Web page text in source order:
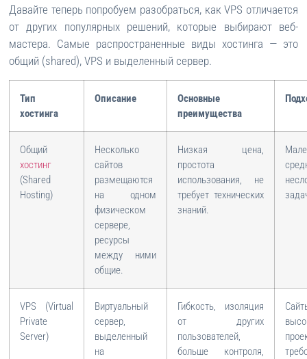
Давайте теперь попробуем разобраться, как VPS отличается
от других популярных решений, которые выбирают веб-
мастера. Самые распространенные виды хостинга — это
общий (shared), VPS и выделенный сервер.
Тип
хостинга
Описание
Основные
преимущества
Общий
хостинг
(Shared
Hosting)
Несколько
сайтов
размещаются
на одном
физическом
сервере,
ресурсы
между ними
общие.
Низкая цена,
простота
использования, не
требует технических
знаний.
VPS (Virtual
Private
Server)
Виртуальный
сервер,
выделенный
на
Гибкость, изоляция
от других
пользователей,
больше контроля,